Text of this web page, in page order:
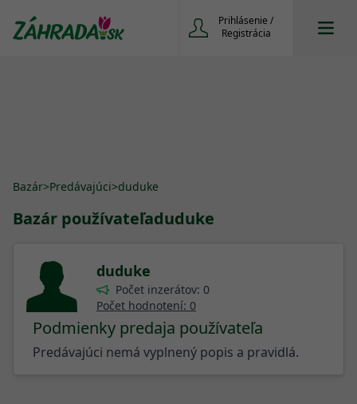
Prihlásenie /
Registrácia
Bazár>Predávajúci>duduke
Bazár používateľaduduke
duduke
Počet inzerátov: 0
Počet hodnotení: 0
Podmienky predaja používateľa
Predávajúci nemá vyplnený popis a pravidlá.